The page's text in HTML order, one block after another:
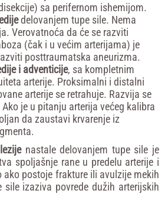
sa perifernom ishemijom.
delovanjem tupe sile. Nema
Verovatnoća da će se razviti
(čak i u većim arterijama) je
posttraumatska aneurizma.
i adventicije, sa kompletnim
arterije. Proksimalni i distalni
arterije se retrahuje. Razvija se
je u pitanju arterija većeg kalibra
da zaustavi krvarenje iz
nastale delovanjem tupe sile je
spoljašnje rane u predelu arterije i
ako postoje frakture ili avulzije mekih
sile izaziva povrede dužih arterijskih